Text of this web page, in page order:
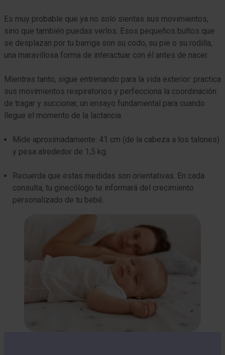
Es muy probable que ya no solo sientas sus movimientos,
sino que también puedas verlos. Esos pequeños bultos que
se desplazan por tu barriga son su codo, su pie o su rodilla,
una maravillosa forma de interactuar con él antes de nacer.
Mientras tanto, sigue entrenando para la vida exterior: practica
sus movimientos respiratorios y perfecciona la coordinación
de tragar y succionar, un ensayo fundamental para cuando
llegue el momento de la lactancia.
Mide aproximadamente: 41 cm (de la cabeza a los talones)
y pesa alrededor de 1,5 kg.
Recuerda que estas medidas son orientativas. En cada
consulta, tu ginecólogo te informará del crecimiento
personalizado de tu bebé.